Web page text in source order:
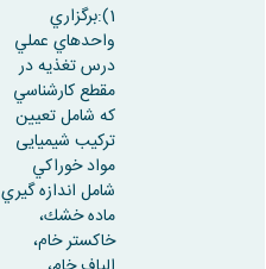
1):برگزاري
واحدهاي عملي
درس تغذيه در
مقطع كارشناسي
كه شامل تعیین
ترکیب شیمیایی
مواد خوراكي
شامل اندازه گيري
ماده خشك،
خاكستر خام،